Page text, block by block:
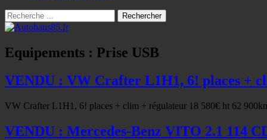
Recherche
Rechercher :
Equipements : Prise USB
VENDU : VW Crafter L1H1, 6! places +
VW Crafter L1H1, 6! places + clim + régulateur 18 580€ ht 62
VENDU : Mercedes-Benz VITO 2.1 114